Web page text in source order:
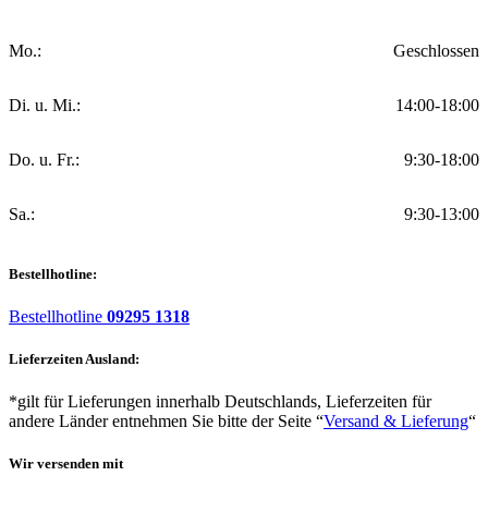
Mo.: Geschlossen
Di. u. Mi.: 14:00-18:00
Do. u. Fr.: 9:30-18:00
Sa.: 9:30-13:00
Bestellhotline:
Bestellhotline 09295 1318
Lieferzeiten Ausland:
*gilt für Lieferungen innerhalb Deutschlands, Lieferzeiten für
andere Länder entnehmen Sie bitte der Seite “Versand & Lieferung“
Wir versenden mit